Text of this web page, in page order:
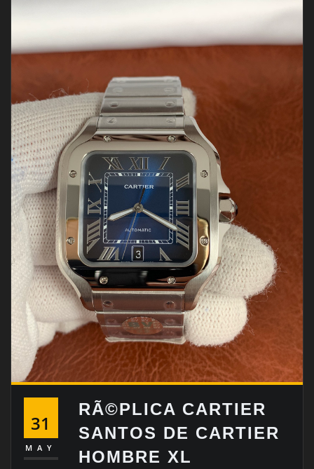
31
MAY
RÃ©PLICA CARTIER
SANTOS DE CARTIER
HOMBRE XL